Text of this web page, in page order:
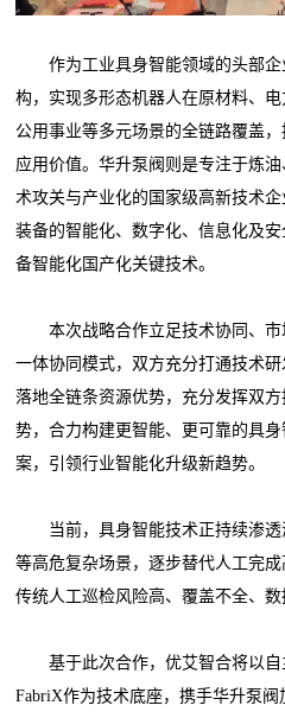
作为工业具身智能领域的头部企
构，实现多形态机器人在原材料、
公用事业等多元场景的全链路覆盖
应用价值。华升泵阀则是专注于炼
术攻关与产业化的国家级高新技术
装备的智能化、数字化、信息化及
备智能化国产化关键技术。
本次战略合作立足技术协同、市
一体协同模式，双方充分打通技术
落地全链条资源优势，充分发挥双
势，合力构建更智能、更可靠的具
案，引领行业智能化升级新趋势。
当前，具身智能技术正持续渗透
等高危复杂场景，逐步替代人工完
传统人工巡检风险高、覆盖不全、
基于此次合作，优艾智合将以自
FabriX作为技术底座，携手华升泵